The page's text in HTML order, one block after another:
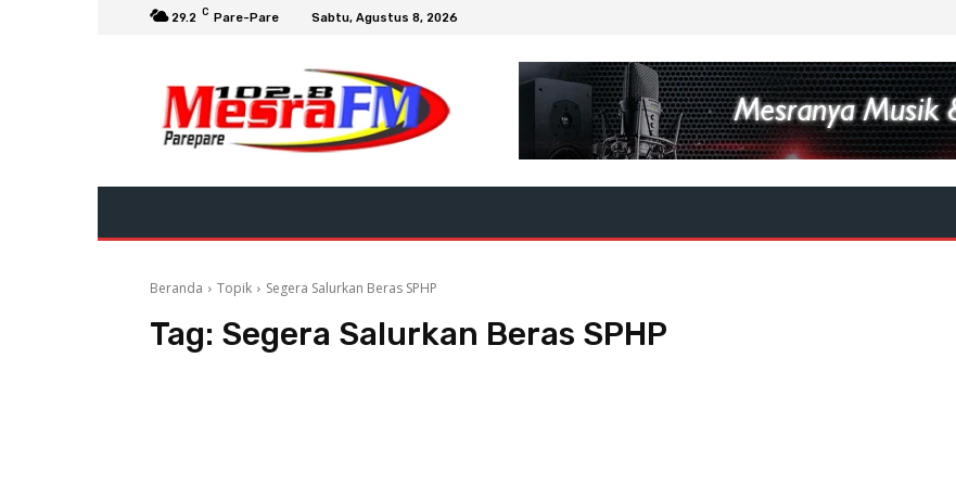
29.2 C Pare-Pare Sabtu, Agustus 8, 2026
Beranda Topik Segera Salurkan Beras SPHP
Tag: Segera Salurkan Beras SPHP